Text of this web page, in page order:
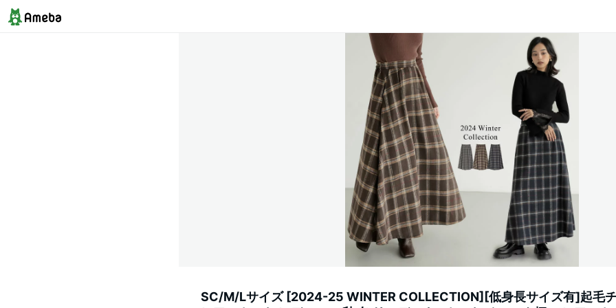
SC/M/Lサイズ [2024-25 WINTER COLLECTION][低身長サイズ有]起毛